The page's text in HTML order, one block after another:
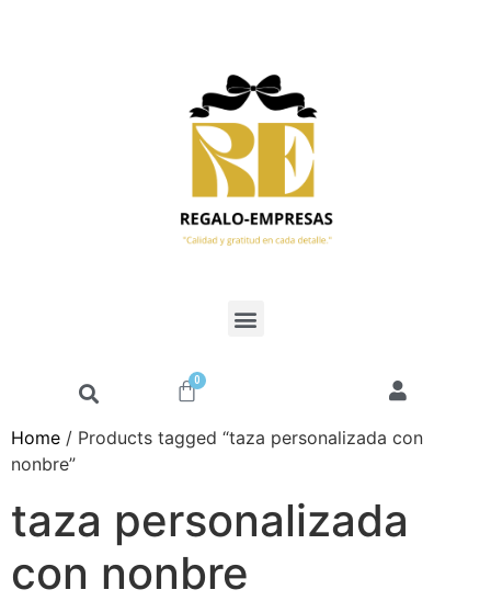
0
Home / Products tagged “taza personalizada con
nonbre”
taza personalizada
con nonbre